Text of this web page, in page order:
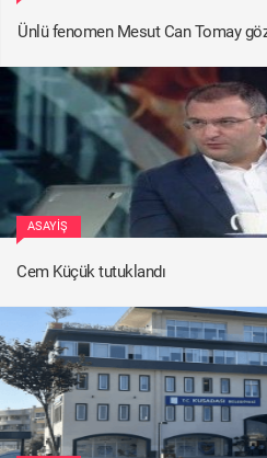
Ünlü fenomen Mesut Can Tomay
ASAYIŞ
Cem Küçük tutuklandı